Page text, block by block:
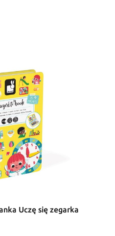
Uczę się zegarka